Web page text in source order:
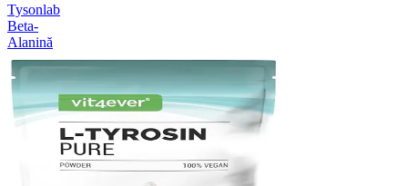
Tysonlab
Beta-
Alanină